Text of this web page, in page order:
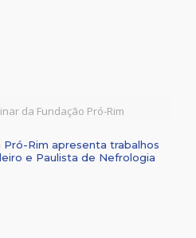
da Fundação Pró-Rim
Pró-Rim apresenta trabalhos
e Paulista de Nefrologia